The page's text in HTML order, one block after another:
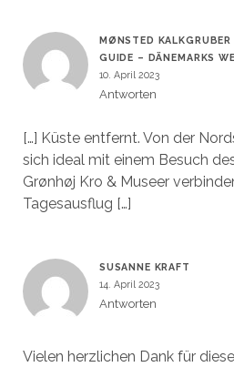
MØNSTED
GUIDE – DÄNEMARKS
10. April 2023
Antworten
[…] Küste entfernt. Von der
sich ideal mit einem Besuch
Grønhøj Kro & Museer
Tagesausflug […]
SUSANNE KRAFT
14. April 2023
Antworten
Vielen herzlichen Dank für